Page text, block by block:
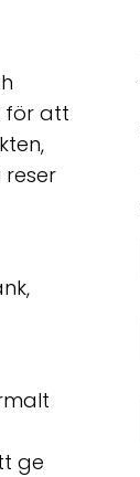
för att
ge